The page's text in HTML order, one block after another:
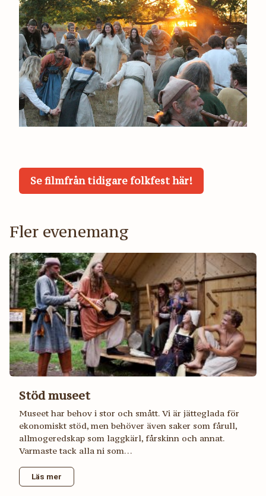
Se filmfrån tidigare folkfest här!
Fler evenemang
Stöd museet
Museet har behov i stor och smått. Vi är jätteglada för
ekonomiskt stöd, men behöver även saker som fårull,
allmogeredskap som laggkärl, fårskinn och annat.
Varmaste tack alla ni som…
Läs mer